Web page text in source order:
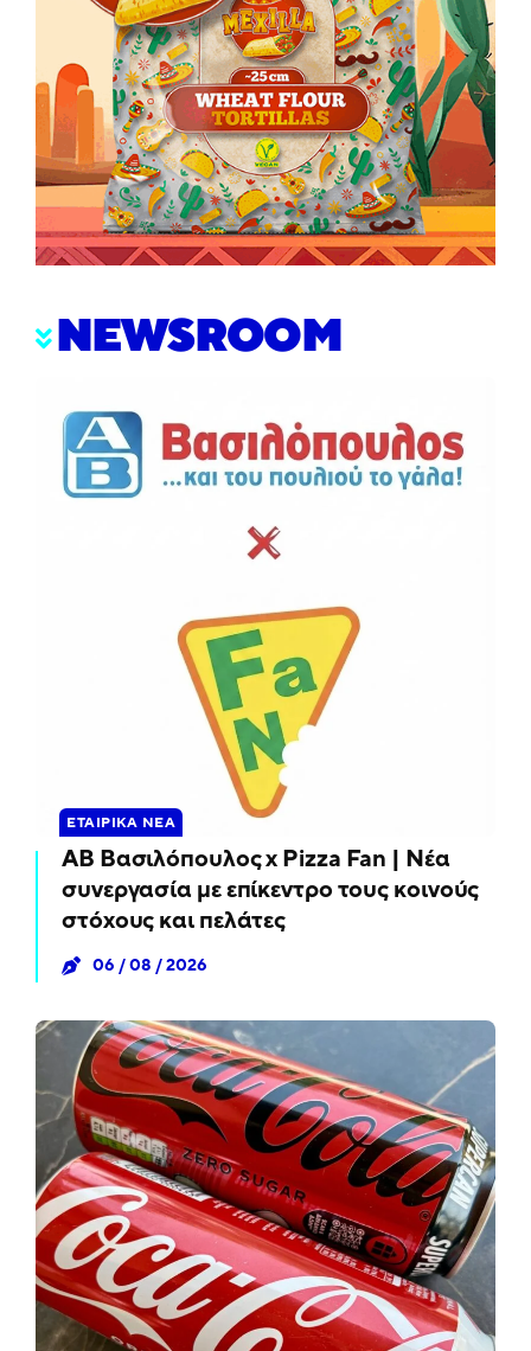
NEWSROOM
ΕΤΑΙΡΙΚΆ ΝΈΑ
ΑΒ Βασιλόπουλος x Pizza Fan | Νέα
συνεργασία με επίκεντρο τους κοινούς
στόχους και πελάτες
06 / 08 / 2026